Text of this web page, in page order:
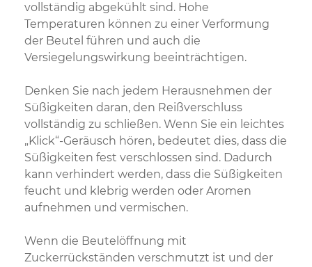
vollständig abgekühlt sind. Hohe
Temperaturen können zu einer Verformung
der Beutel führen und auch die
Versiegelungswirkung beeinträchtigen.
Denken Sie nach jedem Herausnehmen der
Süßigkeiten daran, den Reißverschluss
vollständig zu schließen. Wenn Sie ein leichtes
„Klick“-Geräusch hören, bedeutet dies, dass die
Süßigkeiten fest verschlossen sind. Dadurch
kann verhindert werden, dass die Süßigkeiten
feucht und klebrig werden oder Aromen
aufnehmen und vermischen.
Wenn die Beutelöffnung mit
Zuckerrückständen verschmutzt ist und der